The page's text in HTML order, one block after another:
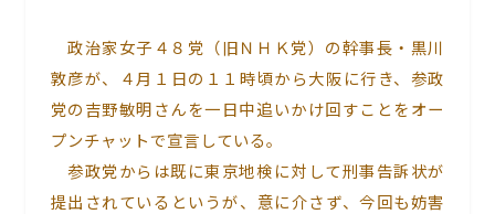
政治家女子４８党（旧ＮＨＫ党）の幹事長・黒川
敦彦が、４月１日の１１時頃から大阪に行き、参政
党の吉野敏明さんを一日中追いかけ回すことをオー
プンチャットで宣言している。
参政党からは既に東京地検に対して刑事告訴状が
提出されているというが、意に介さず、今回も妨害